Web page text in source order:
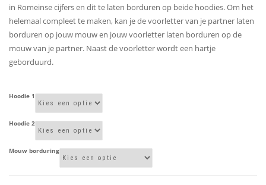
in Romeinse cijfers en dit te laten borduren op beide hoodies. Om het
helemaal compleet te maken, kan je de voorletter van je partner laten
borduren op jouw mouw en jouw voorletter laten borduren op de
mouw van je partner. Naast de voorletter wordt een hartje
geborduurd.
Hoodie 1
Hoodie 2
Mouw borduring